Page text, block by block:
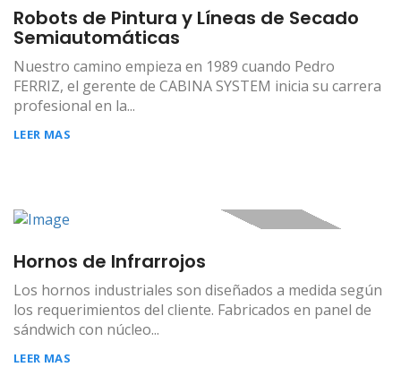
Robots de Pintura y Líneas de Secado
Semiautomáticas
Nuestro camino empieza en 1989 cuando Pedro
FERRIZ, el gerente de CABINA SYSTEM inicia su carrera
profesional en la...
LEER MAS
Hornos de Infrarrojos
Los hornos industriales son diseñados a medida según
los requerimientos del cliente. Fabricados en panel de
sándwich con núcleo...
LEER MAS